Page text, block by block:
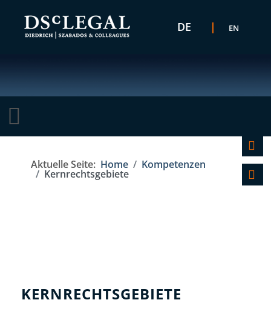
DE EN
Aktuelle Seite: Home Kompetenzen
Kernrechtsgebiete
KERNRECHTSGEBIETE